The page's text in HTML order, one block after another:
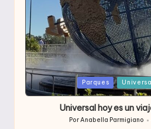
Publicada
en
Parques
Universal hoy es un
PorAnabella Parmigiano